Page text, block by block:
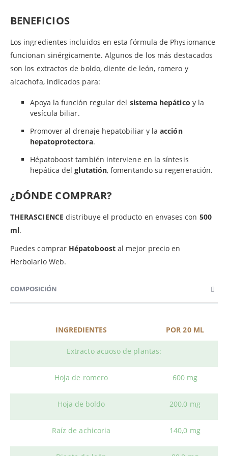
BENEFICIOS
Los ingredientes incluidos en esta fórmula de Physiomance
funcionan sinérgicamente. Algunos de los más destacados
son los extractos de boldo, diente de león, romero y
alcachofa, indicados para:
Apoya la función regular del sistema hepático y la
vesícula biliar.
Promover al drenaje hepatobiliar y laacción
hepatoprotectora.
Hépatoboost también interviene en la síntesis
hepática delglutatión, fomentando su regeneración.
¿DÓNDE COMPRAR?
THERASCIENCE distribuye el producto en envases con 500
ml.
Puedes comprar Hépatoboostal mejor precio en
Herbolario Web.
COMPOSICIÓN
INGREDIENTES POR 20 ML
Extracto acuoso de plantas:
Hoja de romero 600 mg
Hoja de boldo 200,0 mg
Raíz de achicoria 140,0 mg